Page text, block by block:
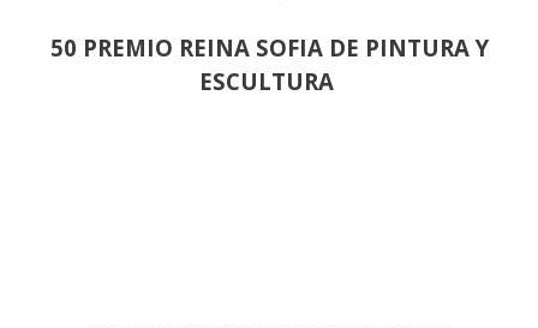
50 PREMIO REINA SOFIA DE PINTURA Y
ESCULTURA